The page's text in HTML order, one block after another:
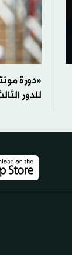
«دورة
للدور